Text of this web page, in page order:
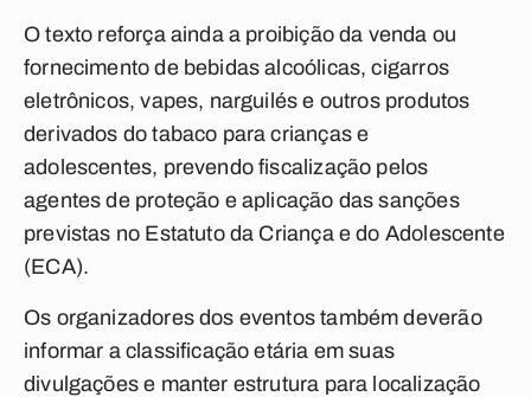
O texto reforça ainda a proibição da venda ou
fornecimento de bebidas alcoólicas, cigarros
eletrônicos, vapes, narguilés e outros produtos
derivados do tabaco para crianças e
adolescentes, prevendo fiscalização pelos
agentes de proteção e aplicação das sanções
previstas no Estatuto da Criança e do Adolescente
(ECA).
Os organizadores dos eventos também deverão
informar a classificação etária em suas
divulgações e manter estrutura para localização